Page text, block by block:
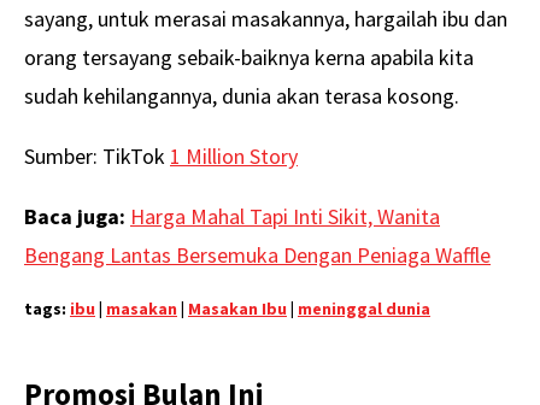
sayang, untuk merasai masakannya, hargailah ibu dan
orang tersayang sebaik-baiknya kerna apabila kita
sudah kehilangannya, dunia akan terasa kosong.
Sumber: TikTok 1 Million Story
Baca juga: Harga Mahal Tapi Inti Sikit, Wanita
Bengang Lantas Bersemuka Dengan Peniaga Waffle
tags: ibu | masakan | Masakan Ibu | meninggal dunia
Promosi Bulan Ini